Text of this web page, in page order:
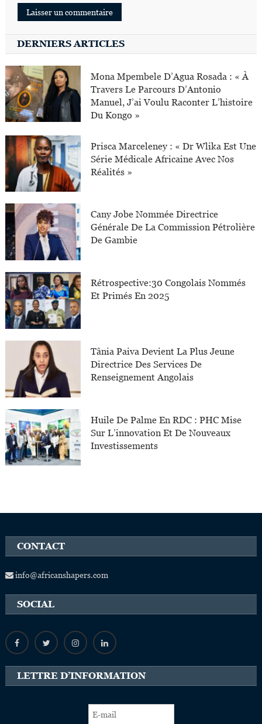
DERNIERS ARTICLES
Mona Mpembele D’Agua Rosada : « À
Travers Le Parcours D’Antonio
Manuel, J’ai Voulu Raconter L’histoire
Du Kongo »
Prisca Marceleney : « Dr Wlika Est Une
Série Médicale Africaine Avec Nos
Réalités »
Cany Jobe Nommée Directrice
Générale De La Commission Pétrolière
De Gambie
Rétrospective:30 Congolais Nommés
Et Primés En 2025
Tânia Paiva Devient La Plus Jeune
Directrice Des Services De
Renseignement Angolais
Huile De Palme En RDC : PHC Mise
Sur L’innovation Et De Nouveaux
Investissements
CONTACT
info@africanshapers.com
SOCIAL
LETTRE D’INFORMATION